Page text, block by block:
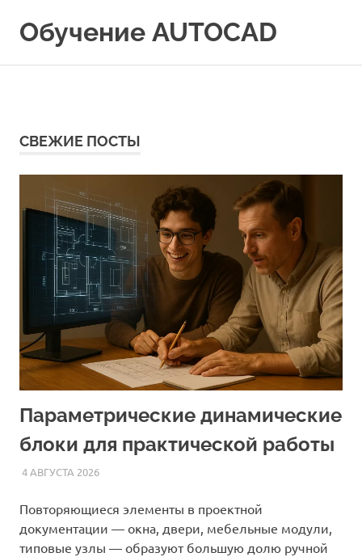
содержимому
Обучение AUTOCAD
СВЕЖИЕ ПОСТЫ
Параметрические динамические
блоки для практической работы
4 АВГУСТА 2026AUTOCAD_RASS
СТАТЬИ
Повторяющиеся элементы в проектной
документации — окна, двери, мебельные модули,
типовые узлы — образуют большую долю ручной